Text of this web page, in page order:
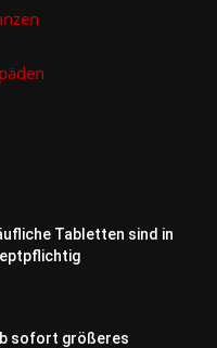
Tabletten sind in
sofort größeres